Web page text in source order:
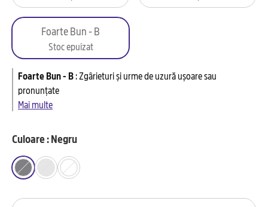
Foarte Bun - B
Stoc epuizat
Foarte Bun - B:Zgârieturi și urme de uzură ușoare sau
pronunțate
Mai multe
Culoare : Negru